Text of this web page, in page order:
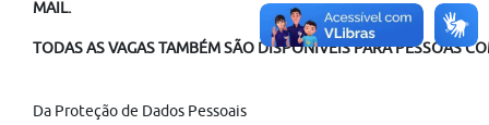
MAIL.
TODAS AS VAGAS TAMBÉM SÃO DISPONÍVEIS PARA PESSOAS
Da Proteção de Dados Pessoais